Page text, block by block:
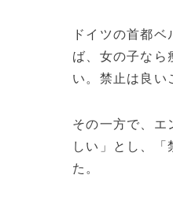
ドイツの首都
ば、女の子なら
い。禁止は良い
その一方で、エ
しい」とし、
た。